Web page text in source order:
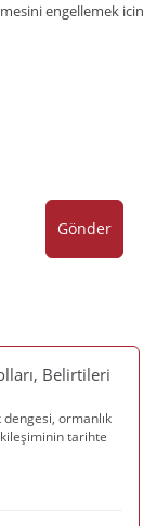
engellemek icin
Gönder
Belirtileri
ormanlık
tarihte